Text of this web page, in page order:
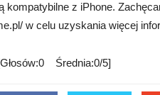
kompatybilne z iPhone.
w celu uzyskania więcej
Średnia:0/5]